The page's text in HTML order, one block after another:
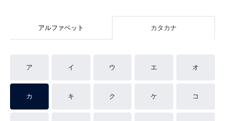
アルファベット カタカナ
ア イ ウ エ オ
カ キ ク ケ コ